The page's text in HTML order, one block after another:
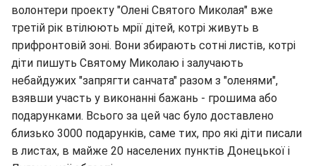
волонтери проекту "Олені Святого Миколая" вже
третій рік втілюють мрії дітей, котрі живуть в
прифронтовій зоні. Вони збирають сотні листів, котрі
діти пишуть Святому Миколаю і залучають
небайдужих "запрягти санчата" разом з "оленями",
взявши участь у виконанні бажань - грошима або
подарунками. Всього за цей час було доставлено
близько 3000 подарунків, саме тих, про які діти писали
в листах, в майже 20 населених пунктів Донецької і